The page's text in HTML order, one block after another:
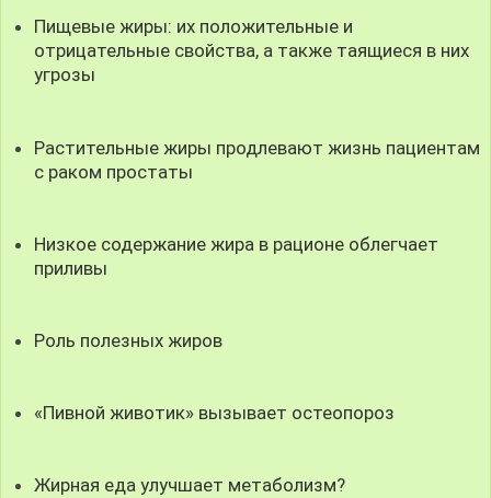
Пищевые жиры: их положительные и
отрицательные свойства, а также таящиеся в них
угрозы
Растительные жиры продлевают жизнь пациентам
с раком простаты
Низкое содержание жира в рационе облегчает
приливы
Роль полезных жиров
«Пивной животик» вызывает остеопороз
Жирная еда улучшает метаболизм?